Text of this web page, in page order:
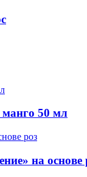
манго 50 мл
на основе